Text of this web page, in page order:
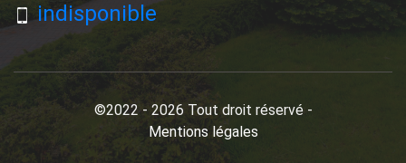
indisponible
©2022 - 2026 Tout droit réservé -
Mentions légales